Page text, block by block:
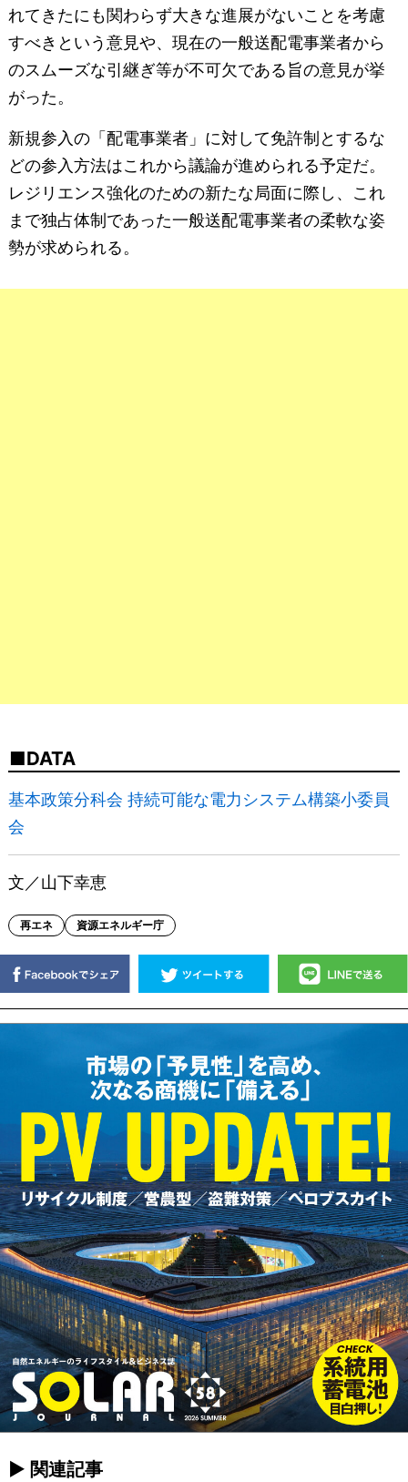
れてきたにも関わらず大きな進展がないことを考慮
すべきという意見や、現在の一般送配電事業者から
のスムーズな引継ぎ等が不可欠である旨の意見が挙
がった。
新規参入の「配電事業者」に対して免許制とするな
どの参入方法はこれから議論が進められる予定だ。
レジリエンス強化のための新たな局面に際し、これ
まで独占体制であった一般送配電事業者の柔軟な姿
勢が求められる。
DATA
基本政策分科会 持続可能な電力システム構築小委員
会
文／山下幸恵
再エネ 資源エネルギー庁
► 関連記事